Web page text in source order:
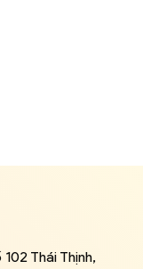
Thái Thịnh,